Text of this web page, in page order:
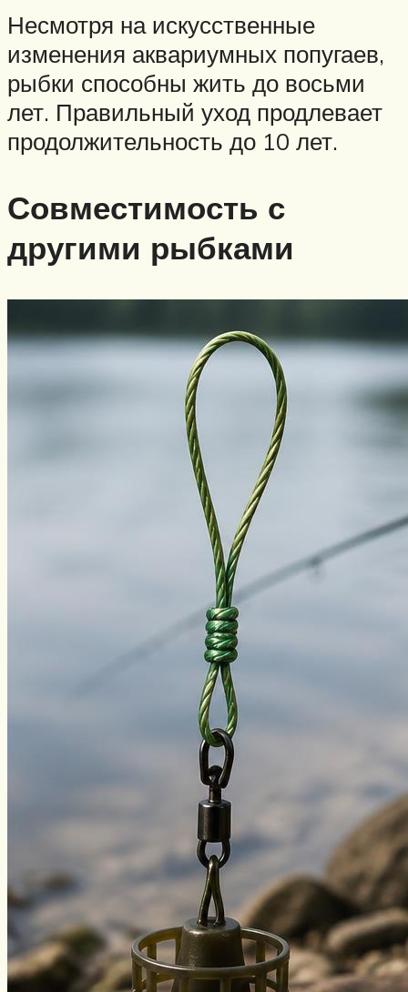
Несмотря на искусственные
изменения аквариумных попугаев,
рыбки способны жить до восьми
лет. Правильный уход продлевает
продолжительность до 10 лет.
Совместимость с
другими рыбками